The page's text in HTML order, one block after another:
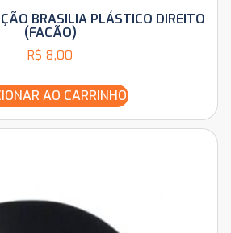
BRASILIA PLÁSTICO DIREITO
(FACÃO)
R$ 8,00
AO CARRINHO